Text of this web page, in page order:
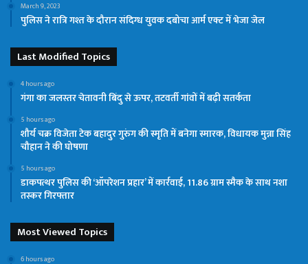
March 9, 2023
पुलिस ने रात्रि गश्त के दौरान संदिग्ध युवक दबोचा आर्म एक्ट में भेजा जेल
Last Modified Topics
4 hours ago
गंगा का जलस्तर चेतावनी बिंदु से ऊपर, तटवर्ती गांवों में बढ़ी सतर्कता
5 hours ago
शौर्य चक्र विजेता टेक बहादुर गुरुंग की स्मृति में बनेगा स्मारक, विधायक मुन्ना सिंह
चौहान ने की घोषणा
5 hours ago
डाकपत्थर पुलिस की ‘ऑपरेशन प्रहार’ में कार्रवाई, 11.86 ग्राम स्मैक के साथ नशा
तस्कर गिरफ्तार
Most Viewed Topics
6 hours ago